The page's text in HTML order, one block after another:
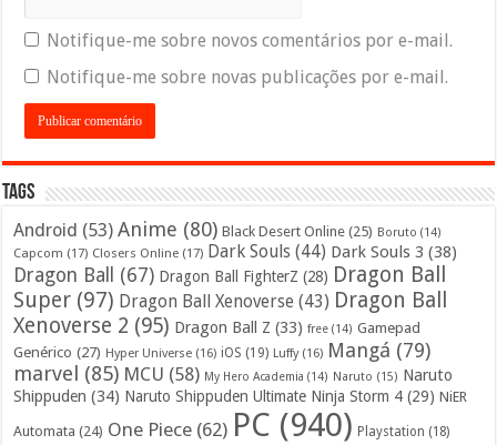
Notifique-me sobre novos comentários por e-mail.
Notifique-me sobre novas publicações por e-mail.
Tags
Android (53) Anime (80) Black Desert Online (25) Boruto (14)
Capcom (17) Closers Online (17) Dark Souls (44) Dark Souls 3 (38)
Dragon Ball (67) Dragon Ball FighterZ (28) Dragon Ball
Super (97) Dragon Ball Xenoverse (43) Dragon Ball
Xenoverse 2 (95) Dragon Ball Z (33) free (14) Gamepad
Genérico (27) Hyper Universe (16) iOS (19) Luffy(16) Mangá (79)
marvel (85) MCU (58) My Hero Academia (14) Naruto (15) Naruto
Shippuden (34) Naruto Shippuden Ultimate Ninja Storm 4 (29) NiER
Automata (24) One Piece (62) PC (940) Playstation (18)